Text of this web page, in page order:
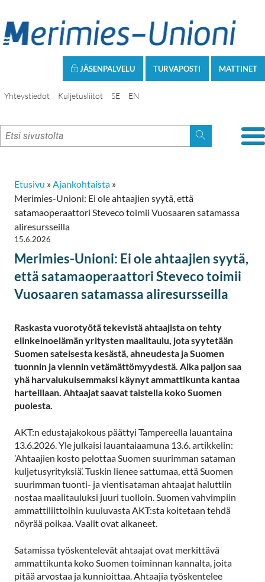
MATTINET
TURVAPOSTI
JÄSENPALVELU
Yhteystiedot Kuljetusliitot SE EN
Etusivu » Ajankohtaista »
Merimies-Unioni: Ei ole ahtaajien syytä, että
satamaoperaattori Steveco toimii Vuosaaren satamassa
aliresursseilla
15.6.2026
Merimies-Unioni: Ei ole ahtaajien syytä,
että satamaoperaattori Steveco toimii
Vuosaaren satamassa aliresursseilla
Raskasta vuorotyötä tekevistä ahtaajista on tehty
elinkeinoelämän yritysten maalitaulu, jota syytetään
Suomen sateisesta kesästä, ahneudesta ja Suomen
tuonnin ja viennin vetämättömyydestä. Aika paljon saa
yhä harvalukuisemmaksi käynyt ammattikunta kantaa
harteillaan. Ahtaajat saavat taistella koko Suomen
puolesta.
AKT:n edustajakokous päättyi Tampereella lauantaina
13.6.2026. Yle julkaisi lauantaiaamuna 13.6. artikkelin:
’Ahtaajien kosto pelottaa Suomen suurimman sataman
kuljetusyrityksiä’. Tuskin lienee sattumaa, että Suomen
suurimman tuonti- ja vientisataman ahtaajat haluttiin
nostaa maalitauluksi juuri tuolloin. Suomen vahvimpiin
ammattiliittoihin kuuluvasta AKT:sta koitetaan tehdä
nöyrää poikaa. Vaalit ovat alkaneet.
Satamissa työskentelevät ahtaajat ovat merkittävä
ammattikunta koko Suomen toiminnan kannalta, joita
pitää arvostaa ja kunnioittaa. Ahtaajia työskentelee